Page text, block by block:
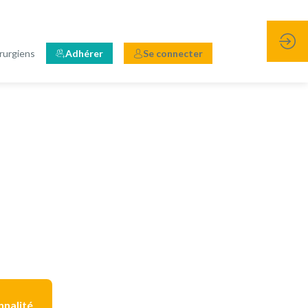
Adhérer Se connecter